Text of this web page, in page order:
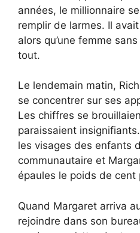
années, le millionnaire
remplir de larmes. Il
alors qu’une femme
tout.
Le lendemain matin,
se concentrer sur ses
Les chiffres se
paraissaient
les visages des enfants
communautaire et
épaules le poids de cent
Quand Margaret arriva
rejoindre dans son